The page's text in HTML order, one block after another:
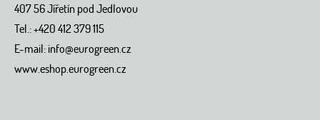
407 56 Jířetín pod Jedlovou
Tel.: +420 412 379 115
E-mail:info@eurogreen.cz
www.eshop.eurogreen.cz